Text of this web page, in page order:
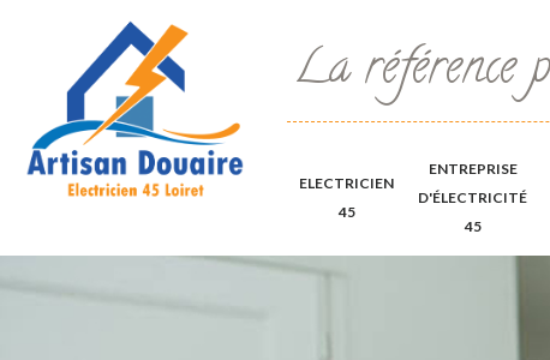
La référence
ELECTRICIEN
45
ENTREPRISE
D'ÉLECTRICITÉ
45